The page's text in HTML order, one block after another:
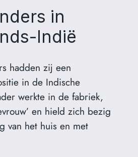
in
Indië
hadden zij een
in de Indische
werkte in de fabriek,
en hield zich bezig
van het huis en met